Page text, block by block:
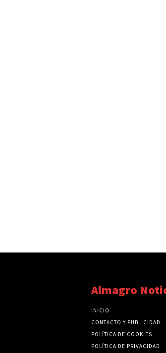
Almagro
INICIO
CONTACTO Y PUBLICIDAD
POLÍTICA DE COOKIES
POLÍTICA DE PRIVACIDAD